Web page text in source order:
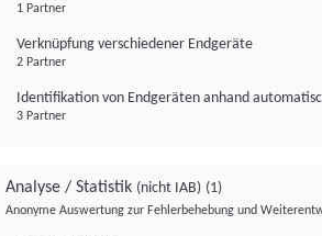
1 Partner
Verknüpfung verschiedener Endgeräte
2 Partner
Identifikation von Endgeräten anhand
3 Partner
Analyse / Statistik (nicht IAB) (1)
Anonyme Auswertung zur Fehlerbehebung und